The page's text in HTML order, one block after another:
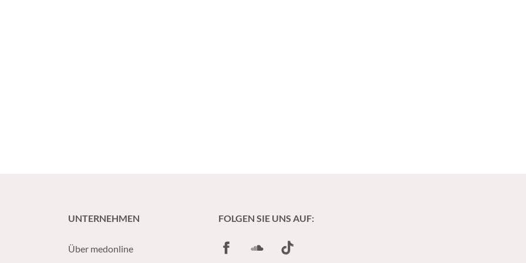
UNTERNEHMEN
Über medonline
FOLGEN SIE UNS AUF:
FacebookSoundCloud
TikTok